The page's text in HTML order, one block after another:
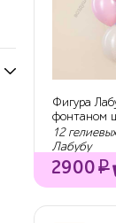
Фигура
фонтаном
12
Лабубу
2900₽